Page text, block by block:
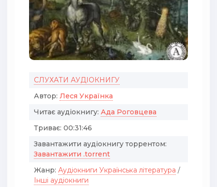
СЛУХАТИ АУДІОКНИГУ
Автор: Леся Українка
Читає аудіокнигу: Ада Роговцева
Триває: 00:31:46
Завантажити аудіокнигу торрентом:
Завантажити .torrent
Жанр: Аудіокниги Українська література /
Інші аудіокниги